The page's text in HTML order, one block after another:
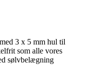
3 x 5 mm hul til
som alle vores
sølvbelægning